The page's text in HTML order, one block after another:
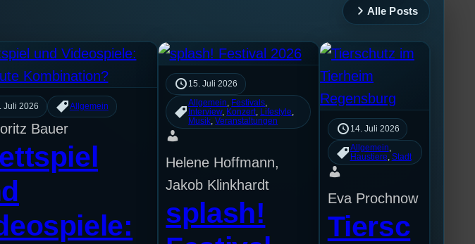
Alle Posts
Juli 2026 Allgemein
Bauer
15. Juli 2026
Allgemein Festivals
Interview, Konzert Lifestyle
Musik , Veranstaltungen
Helene Hoffmann,
Jakob Klinkhardt
splash!
14. Juli 2026
Allgemein
Haustiere Stadt
Eva Prochnow
Tiersc